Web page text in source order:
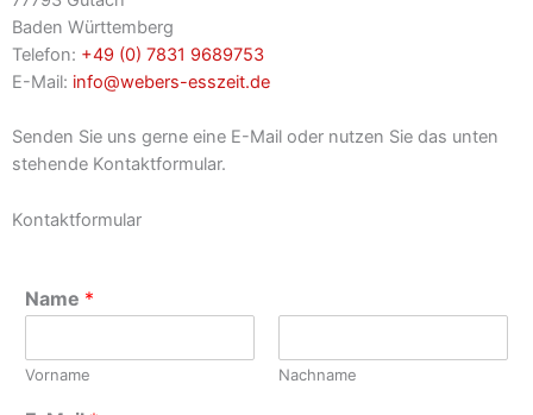
Baden Württemberg
Telefon: +49 (0) 7831 9689753
E-Mail: info@webers-esszeit.de
Senden Sie uns gerne eine E-Mail oder nutzen Sie das unten
stehende Kontaktformular.
Kontaktformular
Name *
Vorname Nachname